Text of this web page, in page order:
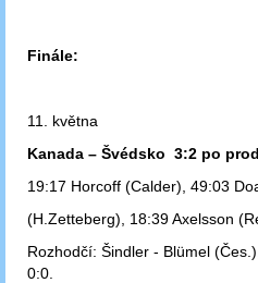
Finále:
11. května
Kanada – Švédsko 3:2 po
19:17 Horcoff (Calder), 49:03
(H.Zetteberg), 18:39 Axelsson
Rozhodčí: Šindler - Blümel
0:0.